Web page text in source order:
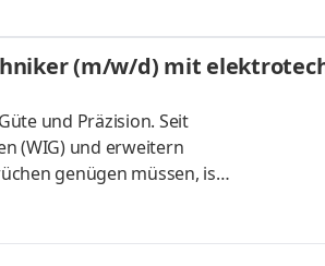
(m/w/d) mit
und Präzision. Seit
(WIG) und erweitern
genügen müssen, ist
für innovative Lösungen
den Standort Dußlingen
(m/w/d) mit